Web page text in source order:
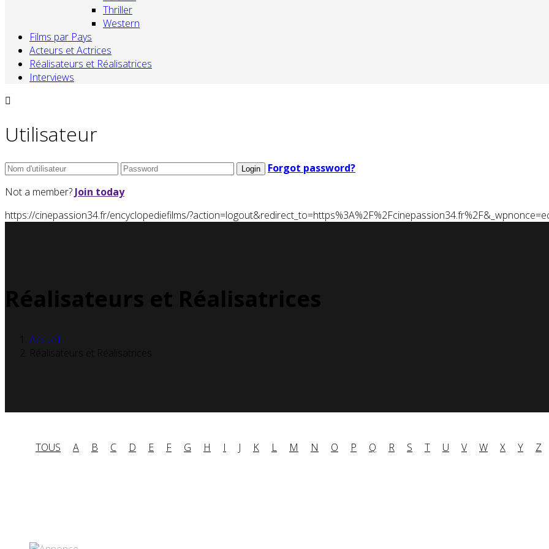
Thriller
Western
Films par Pays
Acteurs et Actrices
Réalisateurs et Réalisatrices
Interviews
Utilisateur
Forgot password?
Not a member? Join today
https://cinepassion34.fr/encyclopediefilms/
Réalisateurs et Réalisatrices
Accueil
Réalisateurs et Réalisatrices
TOUS A B C D E F G H I J K L M N O P Q R S T U V W X Y Z